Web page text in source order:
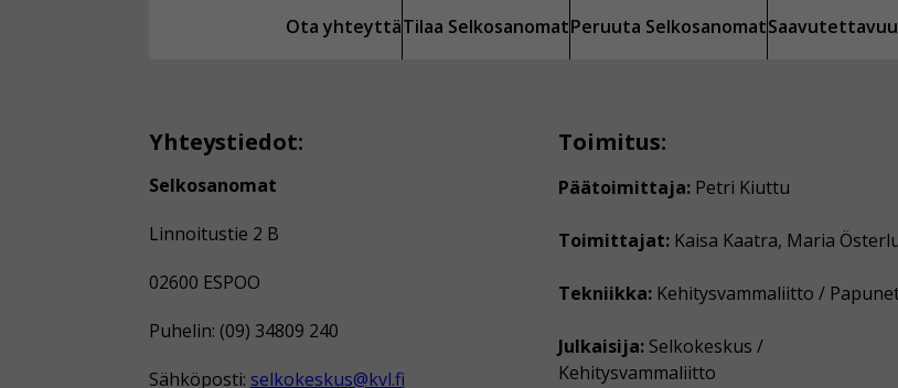
Ota yhteyttäTilaa SelkosanomatPeruuta Selkosanomat
Yhteystiedot:
Selkosanomat
Linnoitustie 2 B
02600 ESPOO
Puhelin: (09) 34809 240
Sähköposti: selkokeskus@kvl.fi
Toimitus:
Päätoimittaja: Petri Kiuttu
Toimittajat: Kaisa Kaatra, Maria
Tekniikka: Kehitysvammaliitto /
Julkaisija: Selkokeskus /
Kehitysvammaliitto